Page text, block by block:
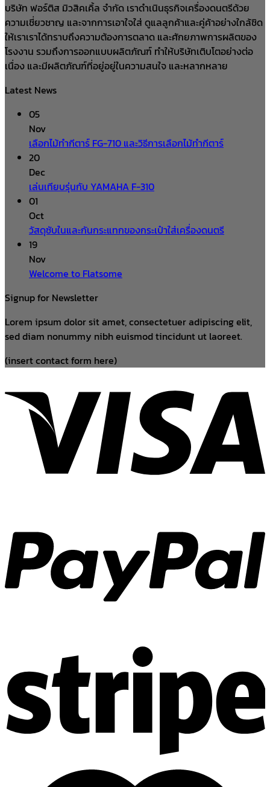
บริษัท ฟอร์ติส มิวสิคเคิ้ล จำกัด เราดำเนินธุรกิจเครื่องดนตรีด้วย
ความเชี่ยวชาญ และจากการเอาใจใส่ ดูแลลูกค้าและคู่ค้าอย่างใกล้ชิด
ให้เราเราได้ทราบถึงความต้องการตลาด และศักยภาพการผลิตของ
โรงงาน รวมถึงการออกแบบผลิตภัณฑ์ ทำให้บริษัทเติบโตอย่างต่อ
เนื่อง และมีผลิตภัณฑ์ที่อยู่อยู่ในความสนใจ และหลากหลาย
Latest News
05
Nov
เลือกไม้ทำกีตาร์ FG-710 และวิธีการเลือกไม้ทำกีตาร์
20
Dec
เล่นเทียบรุ่นกับ YAMAHA F-310
01
Oct
วัสดุซับในและกันกระแทกของกระเป๋าใส่เครื่องดนตรี
19
Nov
Welcome to Flatsome
Signup for Newsletter
Lorem ipsum dolor sit amet, consectetuer adipiscing elit,
sed diam nonummy nibh euismod tincidunt ut laoreet.
(insert contact form here)